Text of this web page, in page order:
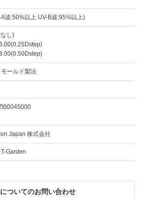
波:50%以上 UV-B波:95%以上)
し)
ールド製法
Japan 株式会社
Garden
ついてのお問い合わせ